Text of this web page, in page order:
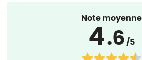
Note moyenne
4.6 /5